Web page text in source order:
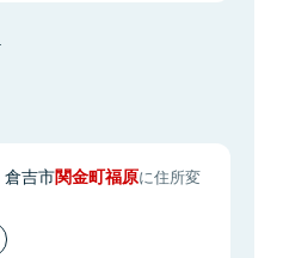
倉吉市関金町福原に住所変